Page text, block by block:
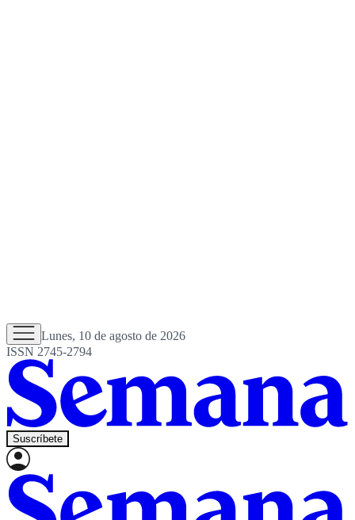
Lunes, 10 de agosto de 2026
ISSN 2745-2794
Suscríbete